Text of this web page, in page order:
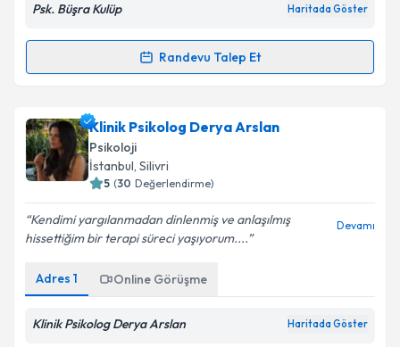
Psk. Büşra Kulüp Haritada Göster
Randevu Talep Et
Randevu Takvimi Talebi
Psk. Büşra Kulüpiçin randevu takvimi talebi oluşturun.
Size bu uzmandan randevu almanız için bir takvim
hazırlandığında e-posta ile bilgilendireceğiz.
Kişisel verilerimin işlenmesine ilişkin
Metni'ni okudum ve kişisel verilerimin belirtilen
kapsamda işlenmesini kabul ediyorum.
Klinik Psikolog Derya Arslan
Psikoloji
İstanbul, Silivri
5 (30 Değerlendirme)
Kendimi yargılanmadan dinlenmiş ve anlaşılmış
hissettiğim bir terapi süreci yaşıyorum....
Devamı
Adres 1 Online Görüşme
Klinik Psikolog Derya Arslan Haritada Göster